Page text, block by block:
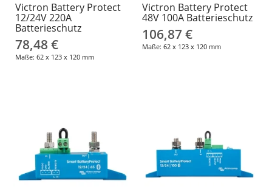
Victron Battery Protect
12/24V 220A
Batterieschutz
78,48 €
Maße: 62 x 123 x 120 mm
Victron Battery Protect
48V 100A Batterieschutz
106,87 €
Maße: 62 x 123 x 120 mm